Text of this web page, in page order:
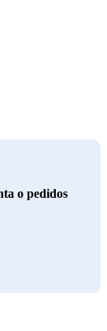
o pedidos